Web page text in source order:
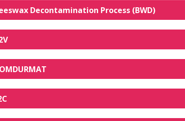
Decontamination Process (BWD)